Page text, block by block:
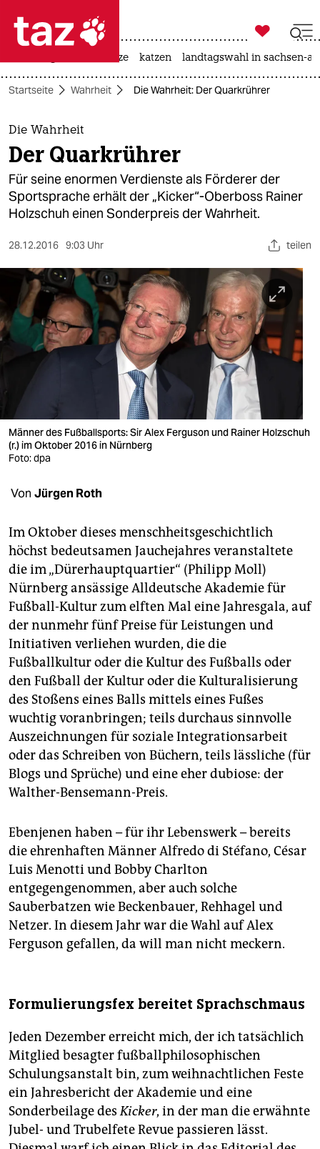
 taz zahl ich
taz zahl ich
themen
politik
öko
sport
berlin
nord
wahrheit
verlag
verlag
shop
fragen & hilfe
unterstützen
abo
genossenschaft
epaper login

taz zahl ich
hitze katzen landtagswahl in sachsen-
Startseite Wahrheit Die Wahrheit: Der Quarkrührer
Die Wahrheit
Der Quarkrührer
Für seine enormen Verdienste als Förderer der
Sportsprache erhält der „Kicker“-Oberboss Rainer
Holzschuh einen Sonderpreis der Wahrheit.
28.12.2016 9:03 Uhr teilen
Männer des Fußballsports: Sir Alex Ferguson und Rainer Holzschuh
(r.) im Oktober 2016 in Nürnberg
Foto: dpa
Von Jürgen Roth
Im Oktober dieses menschheitsgeschichtlich
höchst bedeutsamen Jauchejahres veranstaltete
die im „Dürerhauptquartier“ (Philipp Moll)
Nürnberg ansässige Alldeutsche Akademie für
Fußball-Kultur zum elften Mal eine Jahresgala, auf
der nunmehr fünf Preise für Leistungen und
Initiativen verliehen wurden, die die
Fußballkultur oder die Kultur des Fußballs oder
den Fußball der Kultur oder die Kulturalisierung
des Stoßens eines Balls mittels eines Fußes
wuchtig voranbringen; teils durchaus sinnvolle
Auszeichnungen für soziale Integrationsarbeit
oder das Schreiben von Büchern, teils lässliche (für
Blogs und Sprüche) und eine eher dubiose: der
Walther-Bensemann-Preis.
Ebenjenen haben – für ihr Lebenswerk – bereits
die ehrenhaften Männer Alfredo di Stéfano, César
Luis Menotti und Bobby Charlton
entgegengenommen, aber auch solche
Sauberbatzen wie Beckenbauer, Rehhagel und
Netzer. In diesem Jahr war die Wahl auf Alex
Ferguson gefallen, da will man nicht meckern.
Formulierungsfex bereitet Sprachschmaus
Jeden Dezember erreicht mich, der ich tatsächlich
Mitglied besagter fußballphilosophischen
Schulungsanstalt bin, zum weihnachtlichen Feste
ein Jahresbericht der Akademie und eine
Sonderbeilage desKicker, in der man die erwähnte
Jubel- und Trubelfete Revue passieren lässt.